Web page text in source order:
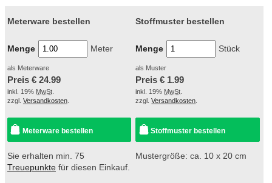
Meterware bestellen
Menge Meter
als Meterware
Preis € 24.99
inkl. 19% MwSt
zzgl. Versandkosten
Meterware bestellen
Sie erhalten min. 75
Treuepunkte für diesen Einkauf.
Stoffmuster bestellen
Menge Stück
als Muster
Preis € 1.99
inkl. 19% MwSt
zzgl.Versandkosten
Stoffmuster bestellen
Mustergröße: ca. 10 x 20 cm